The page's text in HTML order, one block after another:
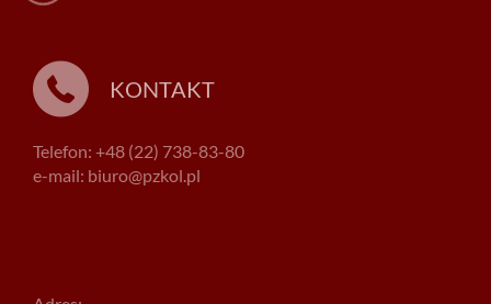
KONTAKT
Telefon: +48 (22) 738-83-80
e-mail: biuro@pzkol.pl